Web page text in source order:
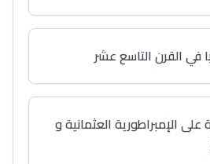
في القرن التاسع عشر
الإمبراطورية العثمانية و